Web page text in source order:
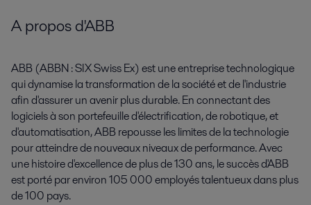
A propos d'ABB
ABB (ABBN : SIX Swiss Ex) est une entreprise technologique
qui dynamise la transformation de la société et de l'industrie
afin d'assurer un avenir plus durable. En connectant des
logiciels à son portefeuille d'électrification, de robotique, et
d'automatisation, ABB repousse les limites de la technologie
pour atteindre de nouveaux niveaux de performance. Avec
une histoire d'excellence de plus de 130 ans, le succès d'ABB
est porté par environ 105 000 employés talentueux dans plus
de 100 pays.